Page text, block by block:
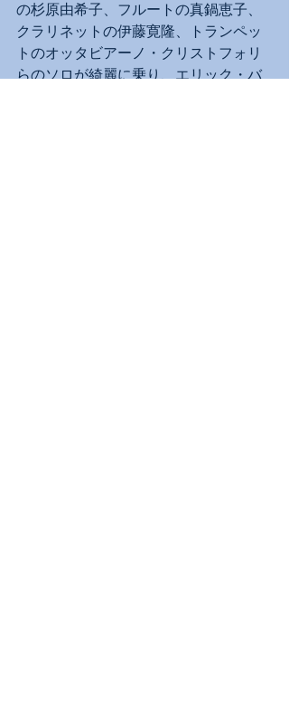
の杉原由希子、フルートの真鍋恵子、
クラリネットの伊藤寛隆、トランペッ
トのオッタビアーノ・クリストフォリ
らのソロが綺麗に乗り、エリック・バ